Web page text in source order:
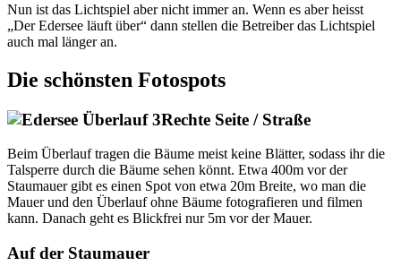
Nun ist das Lichtspiel aber nicht immer an. Wenn es aber heisst
„Der Edersee läuft über“ dann stellen die Betreiber das Lichtspiel
auch mal länger an.
Die schönsten Fotospots
Rechte Seite / Straße
Beim Überlauf tragen die Bäume meist keine Blätter, sodass ihr die
Talsperre durch die Bäume sehen könnt. Etwa 400m vor der
Staumauer gibt es einen Spot von etwa 20m Breite, wo man die
Mauer und den Überlauf ohne Bäume fotografieren und filmen
kann. Danach geht es Blickfrei nur 5m vor der Mauer.
Auf der Staumauer